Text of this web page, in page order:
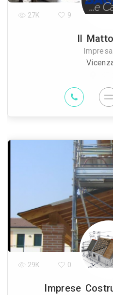
Il
27K 9
Imprese
29K 0